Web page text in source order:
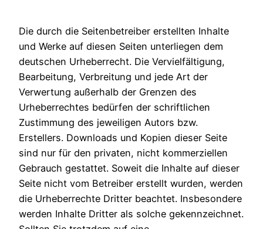
Die durch die Seitenbetreiber erstellten Inhalte
und Werke auf diesen Seiten unterliegen dem
deutschen Urheberrecht. Die Vervielfältigung,
Bearbeitung, Verbreitung und jede Art der
Verwertung außerhalb der Grenzen des
Urheberrechtes bedürfen der schriftlichen
Zustimmung des jeweiligen Autors bzw.
Erstellers. Downloads und Kopien dieser Seite
sind nur für den privaten, nicht kommerziellen
Gebrauch gestattet. Soweit die Inhalte auf dieser
Seite nicht vom Betreiber erstellt wurden, werden
die Urheberrechte Dritter beachtet. Insbesondere
werden Inhalte Dritter als solche gekennzeichnet.